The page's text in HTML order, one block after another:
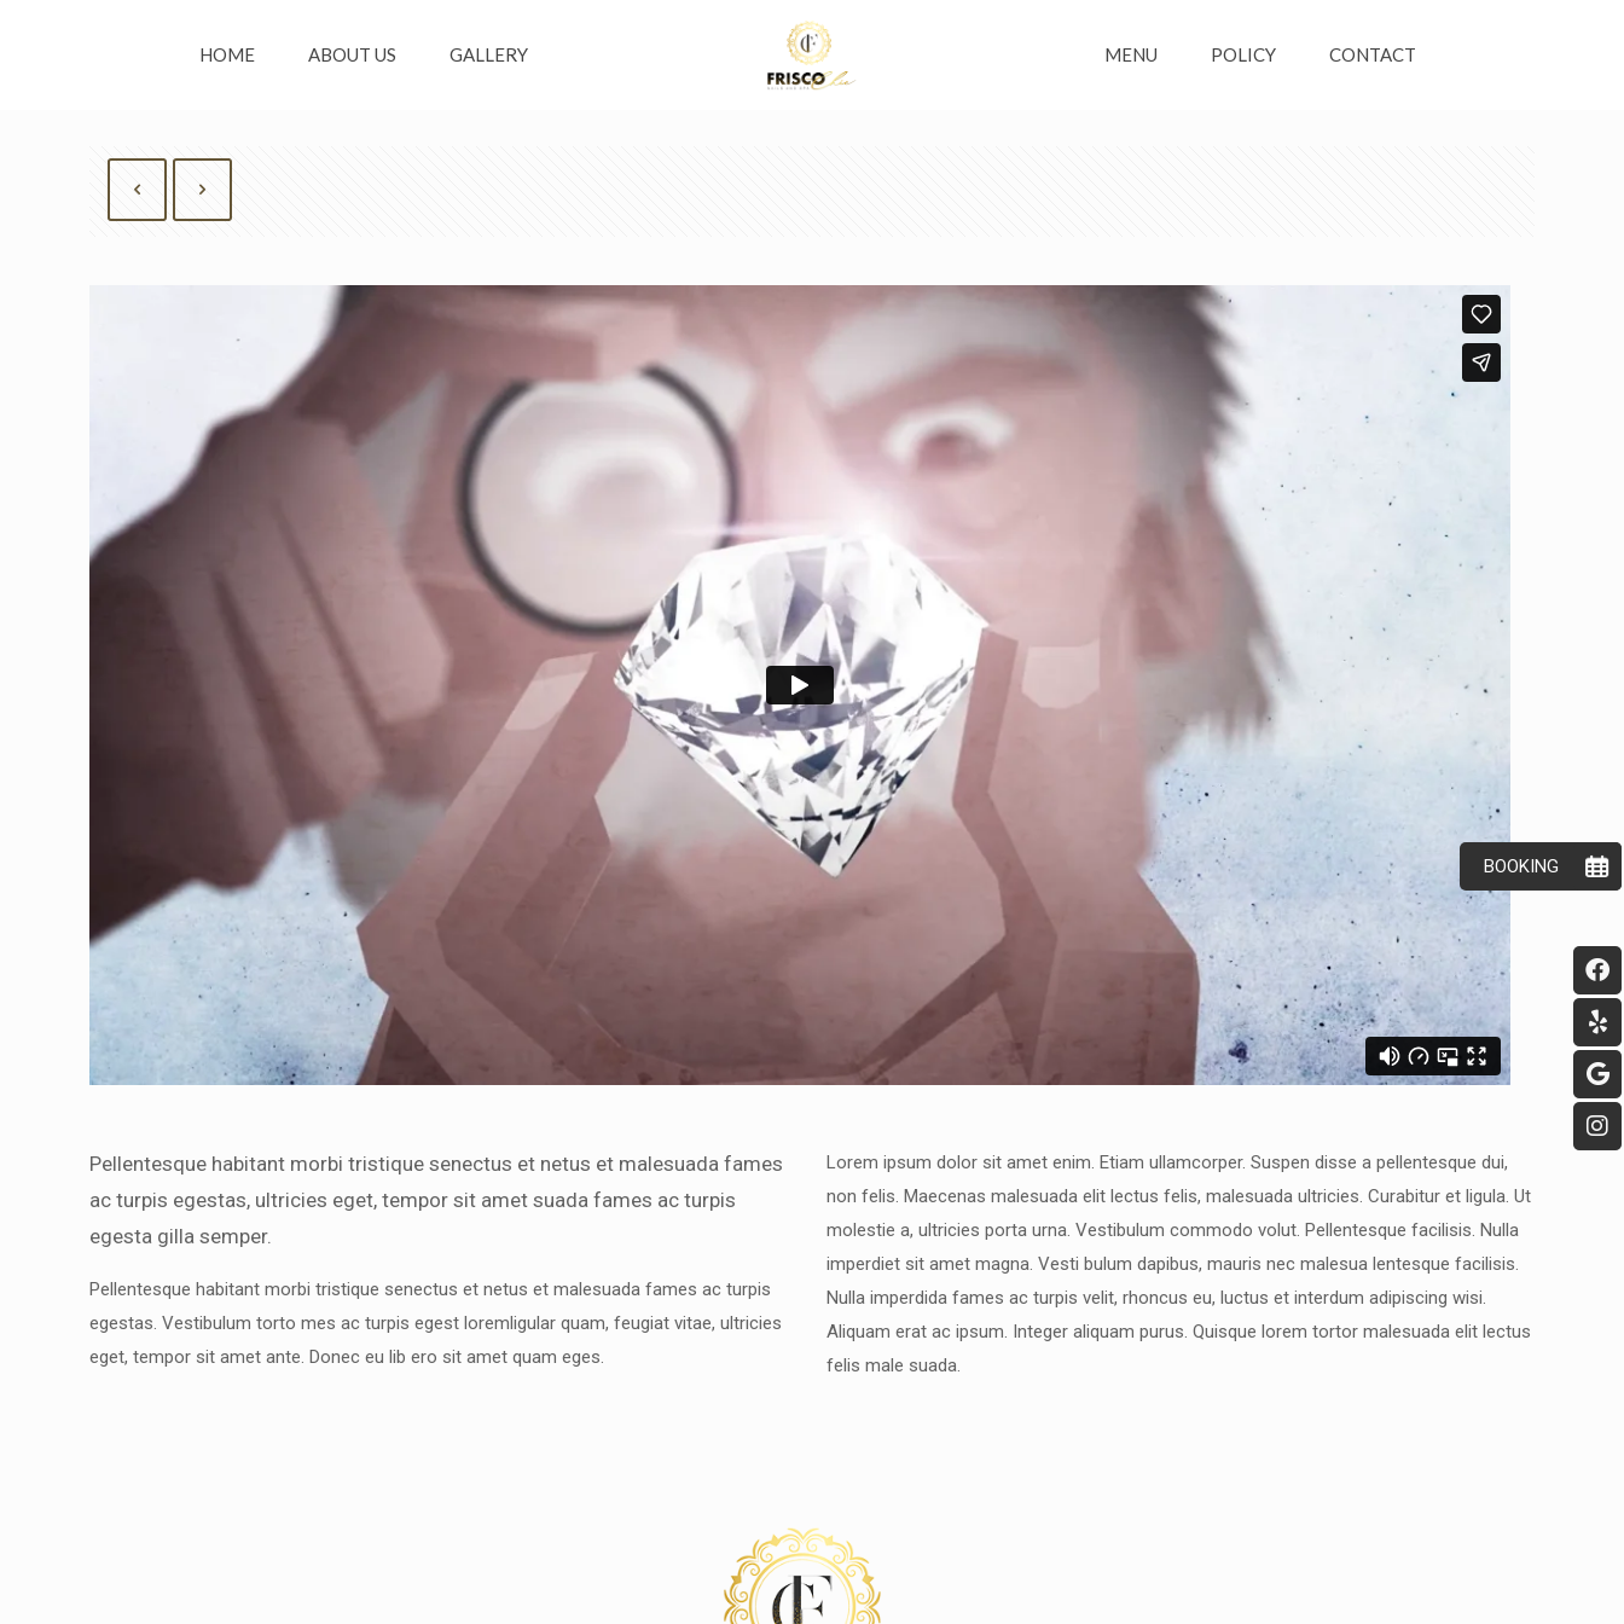
HOME ABOUT US GALLERY MENU POLICY CONTACT
Pellentesque habitant morbi tristique senectus et netus et malesuada fames
ac turpis egestas, ultricies eget, tempor sit amet suada fames ac turpis
egesta gilla semper.
Pellentesque habitant morbi tristique senectus et netus et malesuada fames ac turpis
egestas. Vestibulum torto mes ac turpis egest loremligular quam, feugiat vitae, ultricies
eget, tempor sit amet ante. Donec eu lib ero sit amet quam eges.
Lorem ipsum dolor sit amet enim. Etiam ullamcorper. Suspen disse a pellentesque dui,
non felis. Maecenas malesuada elit lectus felis, malesuada ultricies. Curabitur et ligula. Ut
molestie a, ultricies porta urna. Vestibulum commodo volut. Pellentesque facilisis. Nulla
imperdiet sit amet magna. Vesti bulum dapibus, mauris nec malesua lentesque facilisis.
Nulla imperdida fames ac turpis velit, rhoncus eu, luctus et interdum adipiscing wisi.
Aliquam erat ac ipsum. Integer aliquam purus. Quisque lorem tortor malesuada elit lectus
felis male suada.
BOOKING